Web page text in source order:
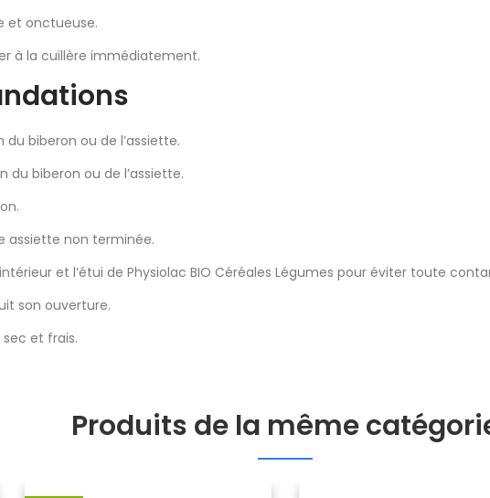
et onctueuse.
à la cuillère immédiatement.
biberon ou de l’assiette.
du biberon ou de l’assiette.
assiette non terminée.
et l’étui de Physiolac BIO Céréales Légumes pour éviter toute
son ouverture.
et frais.
Produits de la même